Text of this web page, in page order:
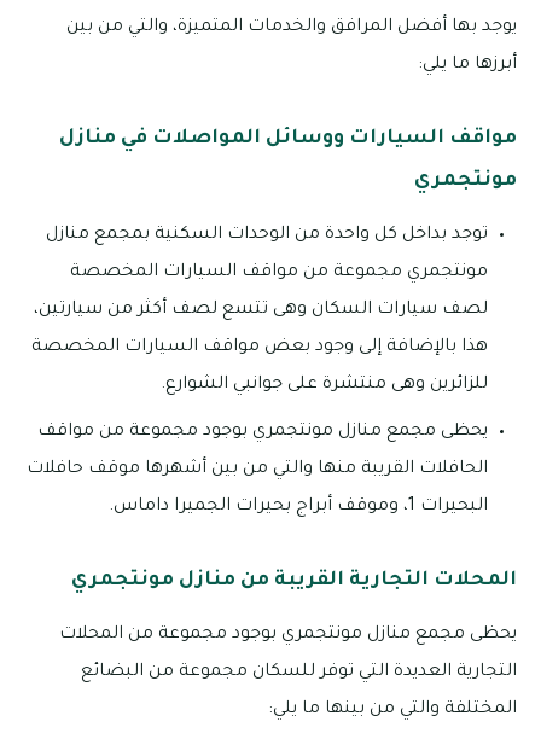
يوجد بها أفضل المرافق والخدمات المتميزة، والتي من بين
أبرزها ما يلي:
مواقف السيارات ووسائل المواصلات في منازل
مونتجمري
توجد بداخل كل واحدة من الوحدات السكنية بمجمع منازل
مونتجمري مجموعة من مواقف السيارات المخصصة
لصف سيارات السكان وهى تتسع لصف أكثر من سيارتين،
هذا بالإضافة إلى وجود بعض مواقف السيارات المخصصة
للزائرين وهى منتشرة على جوانبي الشوارع.
يحظى مجمع منازل مونتجمري بوجود مجموعة من مواقف
الحافلات القريبة منها والتي من بين أشهرها موقف حافلات
البحيرات 1، وموقف أبراج بحيرات الجميرا داماس.
المحلات التجارية القريبة من منازل مونتجمري
يحظى مجمع منازل مونتجمري بوجود مجموعة من المحلات
التجارية العديدة التي توفر للسكان مجموعة من البضائع
المختلفة والتي من بينها ما يلي: